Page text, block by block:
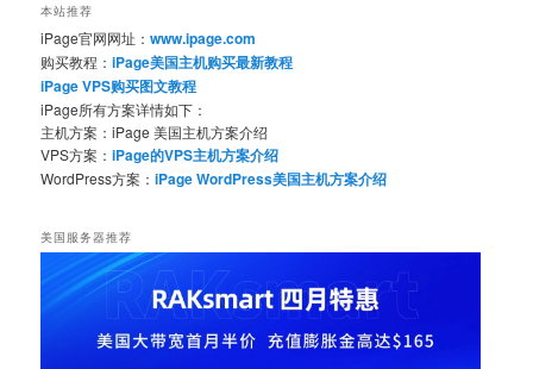
本站推荐
iPage官网网址：www.ipage.com
购买教程：iPage美国主机购买最新教程
iPage VPS购买图文教程
iPage所有方案详情如下：
主机方案：iPage 美国主机方案介绍
VPS方案：iPage的VPS主机方案介绍
WordPress方案：iPage WordPress美国主机方案介绍
美国服务器推荐